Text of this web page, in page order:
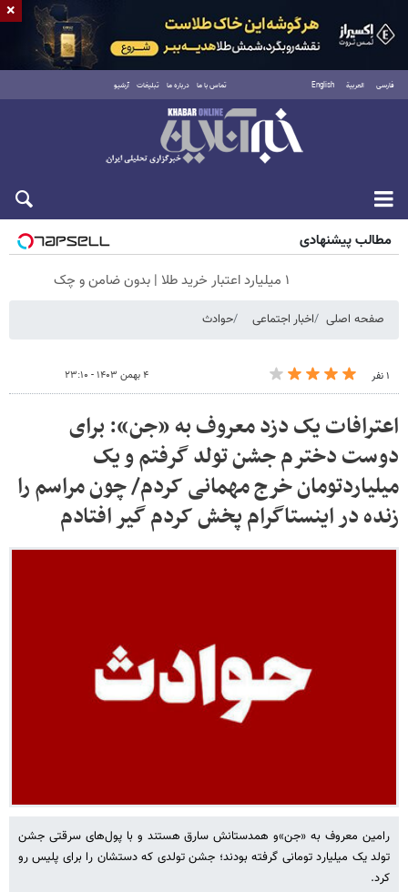
فارسی العربية English تماس با ما درباره ما تبلیغات آرشیو
شنبه ۱۷ مرداد ۱۴۰۵
مطالب پیشنهادی
۱ میلیارد اعتبار خرید طلا | بدون ضامن و چک
صفحه اصلی اخبار اجتماعی حوادث
۱ نفر ۴ بهمن ۱۴۰۳ - ۲۳:۱۰
اعترافات یک دزد معروف به «جن»: برای
دوست دخترم جشن تولد گرفتم و یک
میلیاردتومان خرج مهمانی کردم/ چون مراسم را
زنده در اینستاگرام پخش کردم گیر افتادم
رامین معروف به «جن»و همدستانش سارق هستند و با پول‌های سرقتی جشن
تولد یک میلیارد تومانی گرفته بودند؛ جشن تولدی که دستشان را برای پلیس رو
کرد.
×